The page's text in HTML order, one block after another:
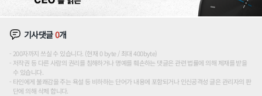
기사댓글0개
200자까지 쓰실 수 있습니다. (현재 0 byte / 최대 400byte)
저작권 등 다른 사람의 권리를 침해하거나 명예를 훼손하는 댓글은 관련 법률에 의해 제재를 받을
수 있습니다.
타인에게 불쾌감을 주는 욕설 등 비하하는 단어가 내용에 포함되거나 인신공격성 글은 관리자의 판
단에 의해 삭제 합니다.